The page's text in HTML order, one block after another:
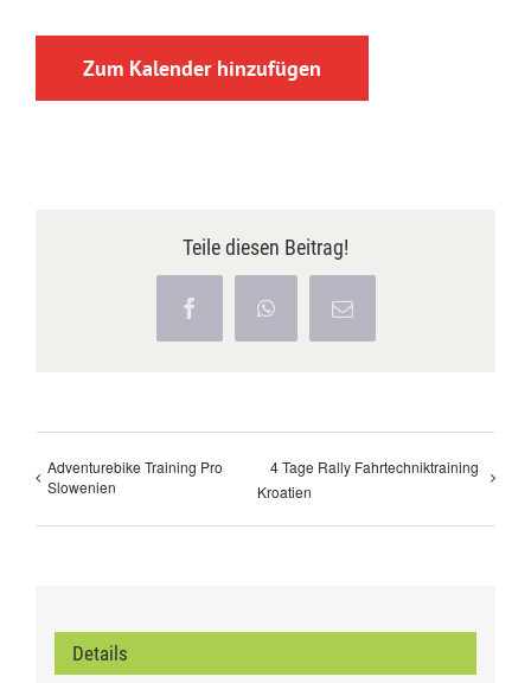
Zum Kalender hinzufügen
Teile diesen Beitrag!
FacebookWhatsApp
E-
Mail
Adventurebike Training Pro
Slowenien
4 Tage Rally Fahrtechniktraining
Kroatien
Details